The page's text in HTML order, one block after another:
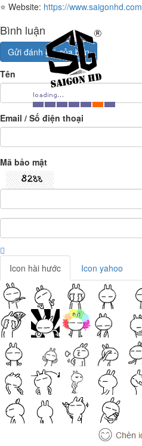
⭐️ Website: https://www.saigonhd.com
Bình luận
Gửi đánh giá của bạn
Tên
Email / Số điện thoại
Mã bảo mật
Icon hài hước Icon yahoo